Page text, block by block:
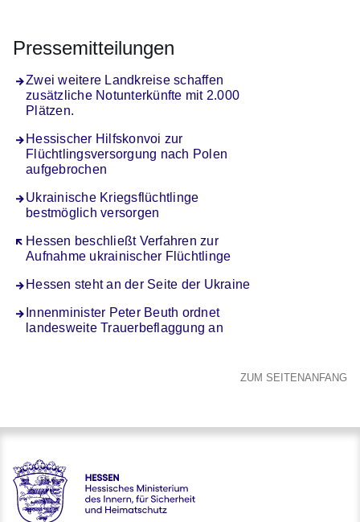
Pressemitteilungen
Zwei weitere Landkreise schaffen
zusätzliche Notunterkünfte mit 2.000
Plätzen.
Hessischer Hilfskonvoi zur
Flüchtlingsversorgung nach Polen
aufgebrochen
Ukrainische Kriegsflüchtlinge
bestmöglich versorgen
Hessen beschließt Verfahren zur
Aufnahme ukrainischer Flüchtlinge
Öffnet sich in einem neuen Fenster
Hessen steht an der Seite der Ukraine
Innenminister Peter Beuth ordnet
landesweite Trauerbeflaggung an
ZUM SEITENANFANG